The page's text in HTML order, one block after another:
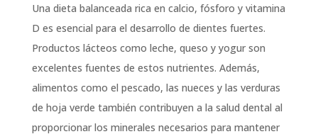
Una dieta balanceada rica en calcio, fósforo y vitamina
D es esencial para el desarrollo de dientes fuertes.
Productos lácteos como leche, queso y yogur son
excelentes fuentes de estos nutrientes. Además,
alimentos como el pescado, las nueces y las verduras
de hoja verde también contribuyen a la salud dental al
proporcionar los minerales necesarios para mantener